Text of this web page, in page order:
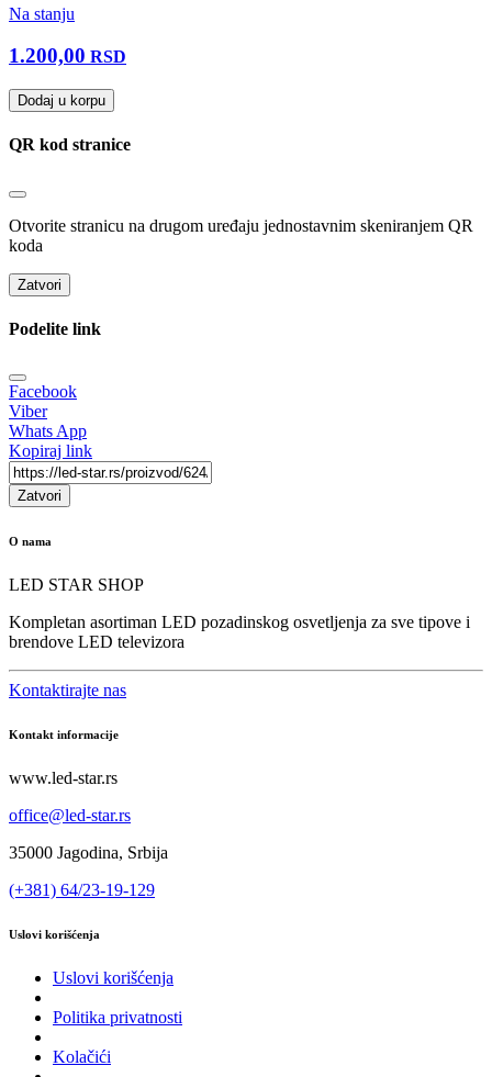
Na stanju
1.200,00 RSD
Dodaj u korpu
QR kod stranice
Otvorite stranicu na drugom uređaju jednostavnim skeniranjem QR
koda
Zatvori
Podelite link
Facebook
Viber
Whats App
Kopiraj link
Zatvori
O nama
LED STAR SHOP
Kompletan asortiman LED pozadinskog osvetljenja za sve tipove i
brendove LED televizora
Kontaktirajte nas
Kontakt informacije
www.led-star.rs
office@led-star.rs
35000 Jagodina, Srbija
(+381) 64/23-19-129
Uslovi korišćenja
Uslovi korišćenja
Politika privatnosti
Kolačići